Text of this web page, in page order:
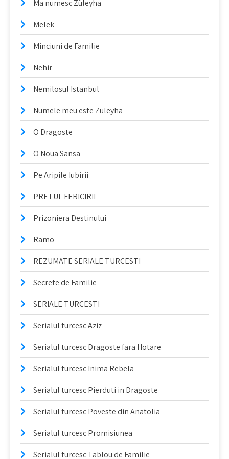
Ma numesc Züleyha
Melek
Minciuni de Familie
Nehir
Nemilosul Istanbul
Numele meu este Züleyha
O Dragoste
O Noua Sansa
Pe Aripile Iubirii
PRETUL FERICIRII
Prizoniera Destinului
Ramo
REZUMATE SERIALE TURCESTI
Secrete de Familie
SERIALE TURCESTI
Serialul turcesc Aziz
Serialul turcesc Dragoste fara Hotare
Serialul turcesc Inima Rebela
Serialul turcesc Pierduti in Dragoste
Serialul turcesc Poveste din Anatolia
Serialul turcesc Promisiunea
Serialul turcesc Tablou de Familie